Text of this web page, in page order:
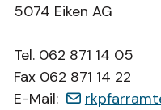
5074 Eiken AG
Tel. 062 871 14 05
Fax 062 871 14 22
E-Mail: